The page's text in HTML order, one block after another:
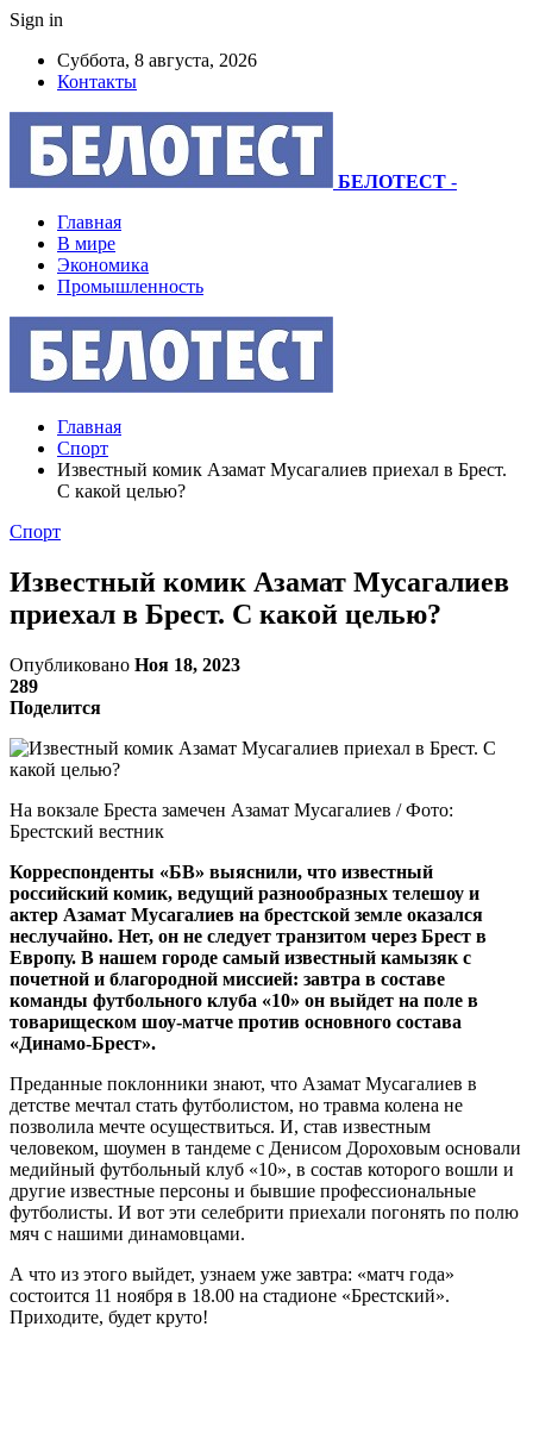
Sign in
Суббота, 8 августа, 2026
Контакты
БЕЛОТЕСТ -
Главная
В мире
Экономика
Промышленность
Главная
Спорт
Известный комик Азамат Мусагалиев приехал в Брест.
С какой целью?
Спорт
Известный комик Азамат Мусагалиев
приехал в Брест. С какой целью?
Опубликовано Ноя 18, 2023
289
Поделится
На вокзале Бреста замечен Азамат Мусагалиев / Фото:
Брестский вестник
Корреспонденты «БВ» выяснили, что известный
российский комик, ведущий разнообразных телешоу и
актер Азамат Мусагалиев на брестской земле оказался
неслучайно. Нет, он не следует транзитом через Брест в
Европу. В нашем городе самый известный камызяк с
почетной и благородной миссией: завтра в составе
команды футбольного клуба «10» он выйдет на поле в
товарищеском шоу-матче против основного состава
«Динамо-Брест».
Преданные поклонники знают, что Азамат Мусагалиев в
детстве мечтал стать футболистом, но травма колена не
позволила мечте осуществиться. И, став известным
человеком, шоумен в тандеме с Денисом Дороховым основали
медийный футбольный клуб «10», в состав которого вошли и
другие известные персоны и бывшие профессиональные
футболисты. И вот эти селебрити приехали погонять по полю
мяч с нашими динамовцами.
А что из этого выйдет, узнаем уже завтра: «матч года»
состоится 11 ноября в 18.00 на стадионе «Брестский».
Приходите, будет круто!